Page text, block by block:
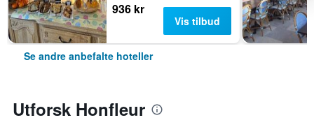
936 kr
Vis tilbud
Se andre anbefalte hoteller
Utforsk Honfleur